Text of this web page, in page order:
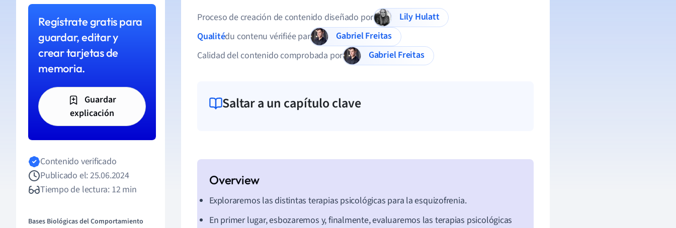
Regístrate gratis para
guardar, editar y
crear tarjetas de
memoria.
Guardar
explicación
Contenido verificado
Publicado el: 25.06.2024
Tiempo de lectura: 12 min
Bases Biológicas del Comportamiento
Proceso de creación de contenido diseñado por
Lily Hulatt
Qualitédu contenu vérifiée par
Gabriel Freitas
Calidad del contenido comprobada por
Gabriel Freitas
Saltar a un capítulo clave
Exploraremos las distintas terapias psicológicas para la esquizofrenia.
En primer lugar, esbozaremos y, finalmente, evaluaremos las terapias psicológicas